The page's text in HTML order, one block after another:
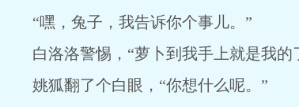
“嘿，兔子，我告诉你个事儿。”
白洛洛警惕，“萝卜到我手上就是我的
姚狐翻了个白眼，“你想什么呢。”